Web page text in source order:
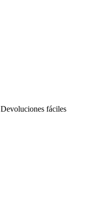
Devoluciones fáciles